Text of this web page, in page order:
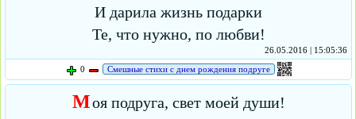
И дарила жизнь подарки
Те, что нужно, по любви!
26.05.2016 | 15:05:36
0
Смешные стихи с днем рождения подруге
Моя подруга, свет моей души!